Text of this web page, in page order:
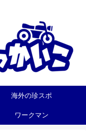
海外の珍スポ
ワークマン